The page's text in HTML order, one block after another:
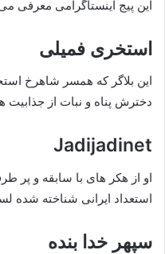
این پیج اینستاگرامی معرفی
استخری فمیلی
این بلاگر که همسر شاهرخ
دخترش پناه و نبات از جذابیت
Jadijadinet
او از هکر های با سابقه و پر
استعداد ایرانی شناخته شده
سپهر خدا بنده